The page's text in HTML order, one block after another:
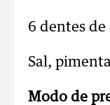
6 dentes de
Sal,
Modo de